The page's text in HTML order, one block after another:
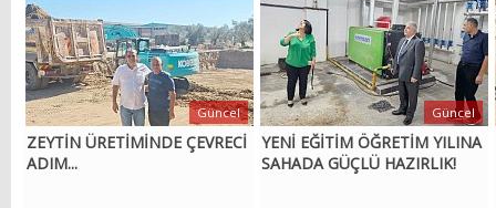
ZEYTİN ÜRETİMİNDE ÇEVRECİ
ADIM...
Güncel
YENİ EĞİTİM ÖĞRETİM YILINA
SAHADA GÜÇLÜ HAZIRLIK!
Güncel